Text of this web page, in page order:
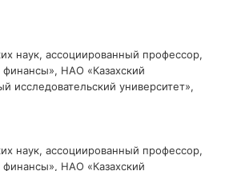
наук, ассоциированный профессор,
финансы», НАО «Казахский
исследовательский университет»,
наук, ассоциированный профессор,
финансы», НАО «Казахский